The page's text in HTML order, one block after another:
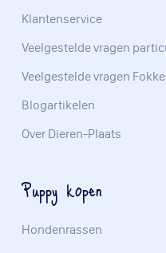
Klantenservice
Veelgestelde vragen
Veelgestelde vragen
Blogartikelen
Over Dieren-Plaats
Puppy kopen
Hondenrassen